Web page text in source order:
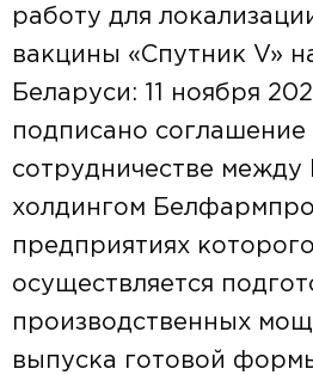
работу для
вакцины «Спутник V»
Беларуси: 11 ноября
подписано соглашение
сотрудничестве
холдингом
предприятиях которого
осуществляется
производственных
выпуска готовой